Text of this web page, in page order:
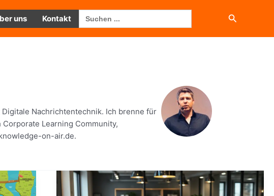
uns Kontakt
Search
for: Suchen
Nachrichtentechnik. Ich brenne für
Learning Community,
on-air.de.